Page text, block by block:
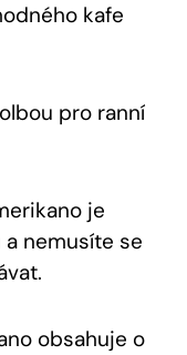
kafe
⁣pro ranní
je
nemusíte se
obsahuje⁣ o